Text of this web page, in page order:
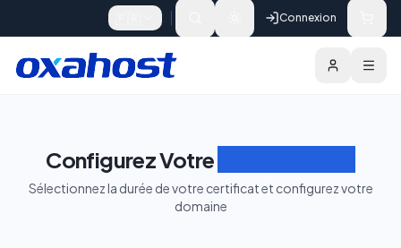
Connexion
Configurez Votre
Sélectionnez la durée de votre certificat et configurez votre
domaine